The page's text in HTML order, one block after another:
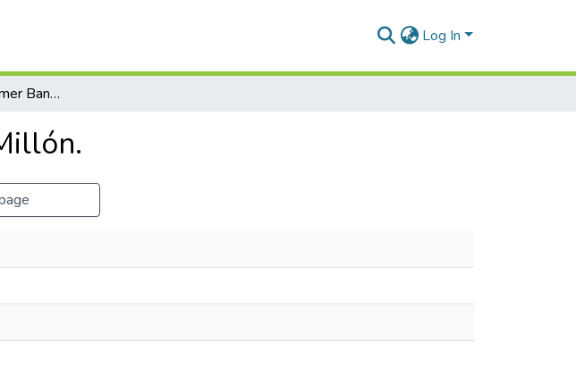
Log In
Celebración del primer Banquete del Millón.